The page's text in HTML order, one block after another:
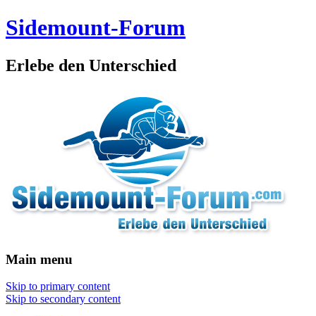
Sidemount-Forum
Erlebe den Unterschied
Main menu
Skip to primary content
Skip to secondary content